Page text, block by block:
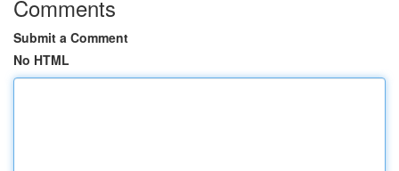
Comments
Submit a Comment
No HTML